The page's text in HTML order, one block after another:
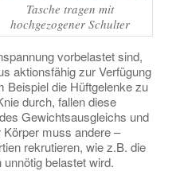
Tasche tragen mit
hochgezogener Schulter
vorbelastet sind,
aktionsfähig zur Verfügung
Beispiel die Hüftgelenke zu
durch, fallen diese
Gewichtsausgleichs und
muss andere –
rekrutieren, wie z.B. die
belastet wird.